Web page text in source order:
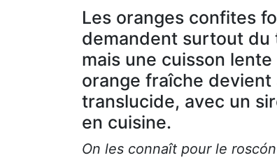
Les oranges confites
demandent surtout du
mais une cuisson
orange fraîche
translucide, avec un
en cuisine.
On les connaît pour le